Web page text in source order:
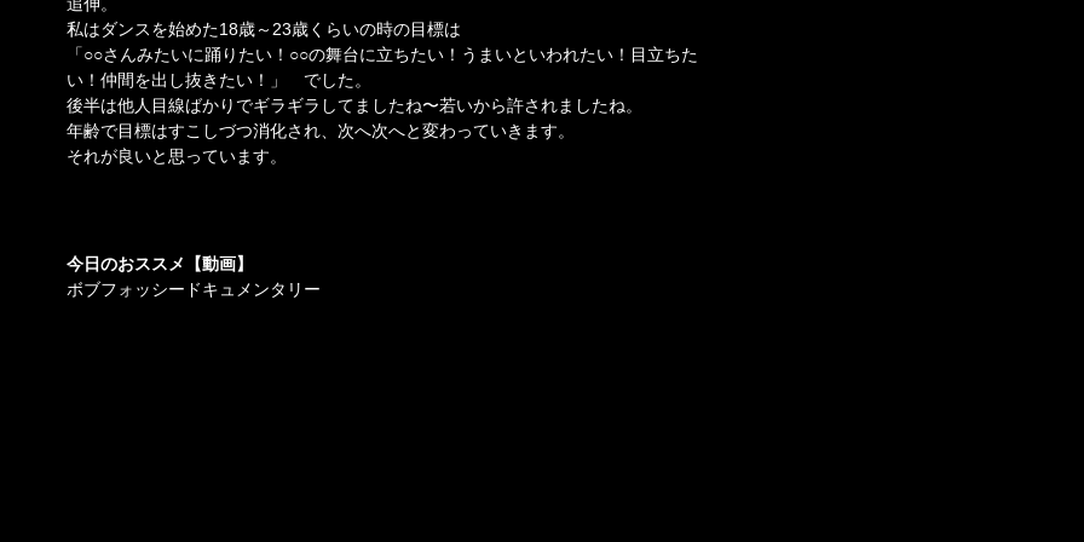
私はダンスを始めた18歳～23歳くらいの時の目標は
「○○さんみたいに踊りたい！○○の舞台に立ちたい！うまいといわれたい！目立ちた
い！仲間を出し抜きたい！」 でした。
後半は他人目線ばかりでギラギラしてましたね〜若いから許されましたね。
年齢で目標はすこしづつ消化され、次へ次へと変わっていきます。
それが良いと思っています。
今日のおススメ【動画】
ボブフォッシードキュメンタリー